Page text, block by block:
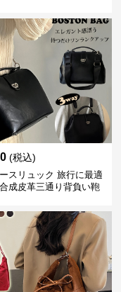
(税込)
スリュック 旅行に最適
成皮革三通り背負い鞄